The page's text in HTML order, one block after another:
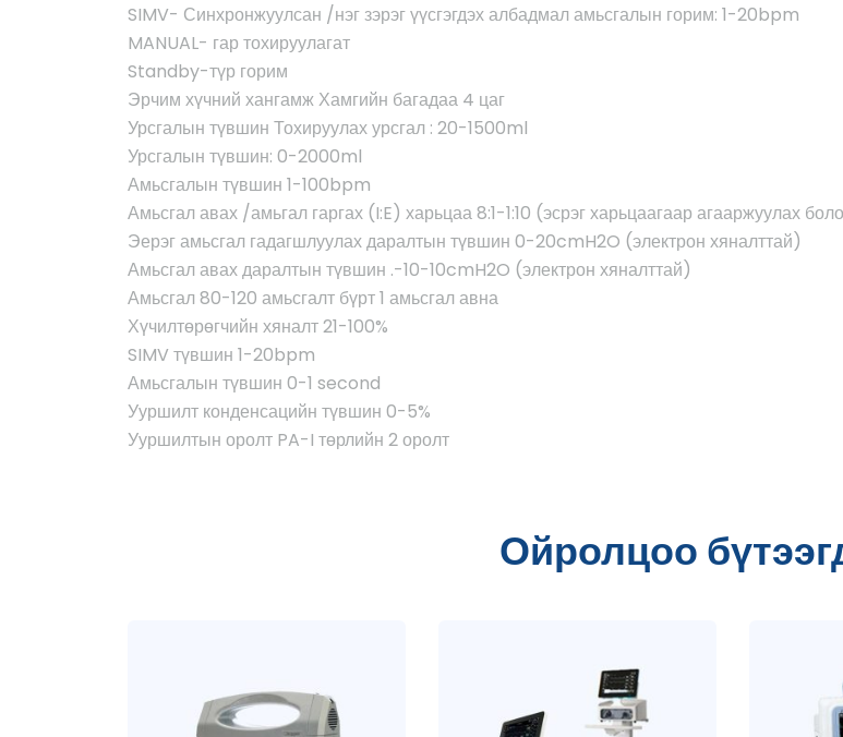
SIMV- Синхронжуулсан /нэг зэрэг үүсгэгдэх албадмал амьсгалын горим: 1-20bpm
MANUAL- гар тохируулагат
Standby-түр горим
Эрчим хүчний хангамж Хамгийн багадаа 4 цаг
Урсгалын түвшин Тохируулах урсгал : 20-1500ml
Урсгалын түвшин: 0-2000ml
Амьсгалын түвшин 1-100bpm
Амьсгал авах /амьгал гаргах (I:E) харьцаа 8:1-1:10 (эсрэг харьцаагаар агааржуулах
Эерэг амьсгал гадагшлуулах даралтын түвшин 0-20cmH2O (электрон хяналттай)
Амьсгал авах даралтын түвшин .-10-10cmH2O (электрон хяналттай)
Амьсгал 80-120 амьсгалт бүрт 1 амьсгал авна
Хүчилтөрөгчийн хяналт 21-100%
SIMV түвшин 1-20bpm
Амьсгалын түвшин 0-1 second
Ууршилт конденсацийн түвшин 0-5%
Ууршилтын оролт PA-I төрлийн 2 оролт
Ойролцоо